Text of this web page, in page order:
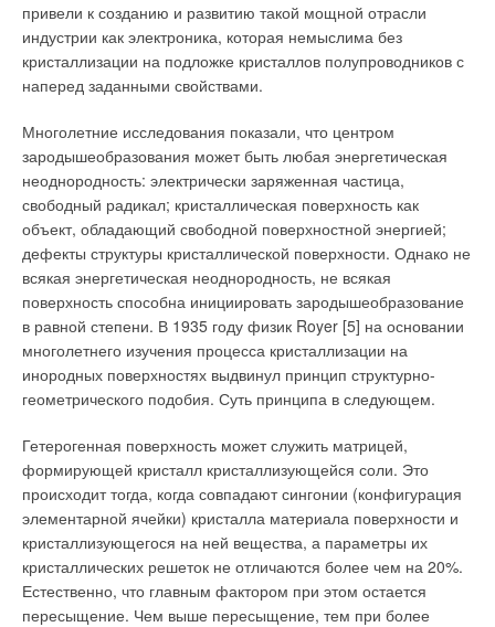
привели к созданию и развитию такой мощной отрасли
индустрии как электроника, которая немыслима без
кристаллизации на подложке кристаллов полупроводников с
наперед заданными свойствами.
Многолетние исследования показали, что центром
зародышеобразования может быть любая энергетическая
неоднородность: электрически заряженная частица,
свободный радикал; кристаллическая поверхность как
объект, обладающий свободной поверхностной энергией;
дефекты структуры кристаллической поверхности. Однако не
всякая энергетическая неоднородность, не всякая
поверхность способна инициировать зародышеобразование
в равной степени. В 1935 году физик Royer [5] на основании
многолетнего изучения процесса кристаллизации на
инородных поверхностях выдвинул принцип структурно-
геометрического подобия. Суть принципа в следующем.
Гетерогенная поверхность может служить матрицей,
формирующей кристалл кристаллизующейся соли. Это
происходит тогда, когда совпадают сингонии (конфигурация
элементарной ячейки) кристалла материала поверхности и
кристаллизующегося на ней вещества, а параметры их
кристаллических решеток не отличаются более чем на 20%.
Естественно, что главным фактором при этом остается
пересыщение. Чем выше пересыщение, тем при более